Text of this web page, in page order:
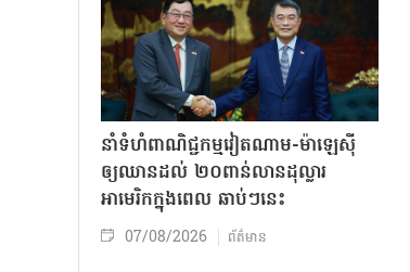
នាំទំហំពាណិជ្ជកម្មវៀតណាម-ម៉ាឡេស៊ី
ឲ្យឈានដល់ ២០ពាន់លានដុល្លារ
អាមេរិកក្នុងពេល ឆាប់ៗនេះ
07/08/2026 ព័ត៌មាន